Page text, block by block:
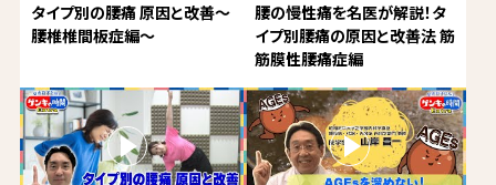
タイプ別の腰痛 原因と改善～
腰椎椎間板症編～
腰の慢性痛を名医が解説！タ
イプ別腰痛の原因と改善法 筋
筋膜性腰痛症編